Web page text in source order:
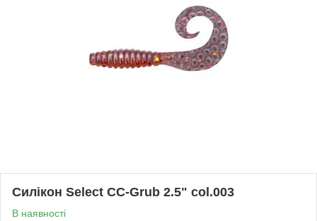
Силікон Select CC-Grub 2.5" col.003
В наявності